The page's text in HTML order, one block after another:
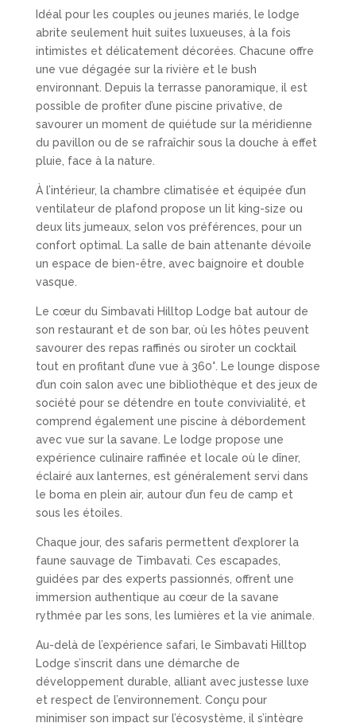
Idéal pour les couples ou jeunes mariés, le lodge
abrite seulement huit suites luxueuses, à la fois
intimistes et délicatement décorées. Chacune offre
une vue dégagée sur la rivière et le bush
environnant. Depuis la terrasse panoramique, il est
possible de profiter d’une piscine privative, de
savourer un moment de quiétude sur la méridienne
du pavillon ou de se rafraîchir sous la douche à effet
pluie, face à la nature.
À l’intérieur, la chambre climatisée et équipée d’un
ventilateur de plafond propose un lit king-size ou
deux lits jumeaux, selon vos préférences, pour un
confort optimal. La salle de bain attenante dévoile
un espace de bien-être, avec baignoire et double
vasque.
Le cœur du Simbavati Hilltop Lodge bat autour de
son restaurant et de son bar, où les hôtes peuvent
savourer des repas raffinés ou siroter un cocktail
tout en profitant d’une vue à 360°. Le lounge dispose
d’un coin salon avec une bibliothèque et des jeux de
société pour se détendre en toute convivialité, et
comprend également une piscine à débordement
avec vue sur la savane. Le lodge propose une
expérience culinaire raffinée et locale où le dîner,
éclairé aux lanternes, est généralement servi dans
le boma en plein air, autour d’un feu de camp et
sous les étoiles.
Chaque jour, des safaris permettent d’explorer la
faune sauvage de Timbavati. Ces escapades,
guidées par des experts passionnés, offrent une
immersion authentique au cœur de la savane
rythmée par les sons, les lumières et la vie animale.
Au-delà de l’expérience safari, le Simbavati Hilltop
Lodge s’inscrit dans une démarche de
développement durable, alliant avec justesse luxe
et respect de l’environnement. Conçu pour
minimiser son impact sur l’écosystème, il s’intègre